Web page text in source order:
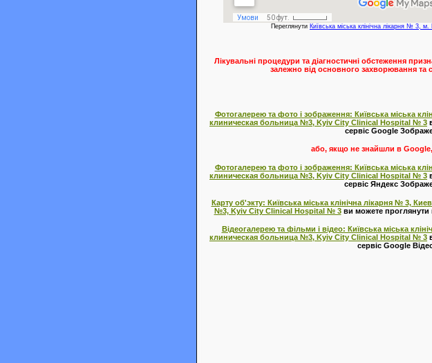
Переглянути Київська міська клінічна лікарня № 3, м.
Лікувальні процедури та діагностичні обстеження
залежно від основного захворювання та
Фотогалерею та фото і зображення: Київська міська
клиническая больница №3, Kyiv City Clinical Hospital № 3
сервіс Google
або, якщо не знайшли в Google,
Фотогалерею та фото і зображення: Київська міська
клиническая больница №3, Kyiv City Clinical Hospital № 3
сервіс Яндекс
Карту об'экту: Київська міська клінічна лікарня № 3,
№3, Kyiv City Clinical Hospital № 3ви можете проглянути
Відеогалерею та фільми і відео: Київська міська
клиническая больница №3, Kyiv City Clinical Hospital № 3
сервіс Google